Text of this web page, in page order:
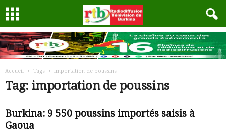
Accueil Tags Importation de poussins
Tag: importation de poussins
Burkina: 9 550 poussins importés saisis à
Gaoua